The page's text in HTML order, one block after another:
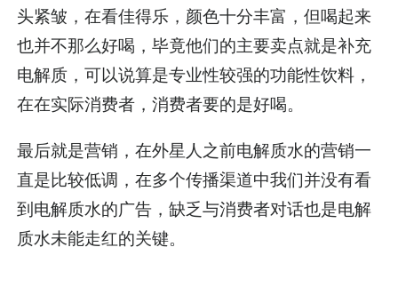
头紧皱，在看佳得乐，颜色十分丰富，但喝起来
也并不那么好喝，毕竟他们的主要卖点就是补充
电解质，可以说算是专业性较强的功能性饮料，
在在实际消费者，消费者要的是好喝。
最后就是营销，在外星人之前电解质水的营销一
直是比较低调，在多个传播渠道中我们并没有看
到电解质水的广告，缺乏与消费者对话也是电解
质水未能走红的关键。